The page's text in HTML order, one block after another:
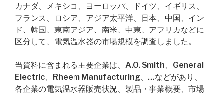
カナダ、メキシコ、ヨーロッパ、ドイツ、イギリス、
フランス、ロシア、アジア太平洋、日本、中国、イン
ド、韓国、東南アジア、南米、中東、アフリカなどに
区分して、電気温水器の市場規模を調査しました。
当資料に含まれる主要企業は、A.O. Smith、General
Electric、Rheem Manufacturing、…などがあり、
各企業の電気温水器販売状況、製品・事業概要、市場